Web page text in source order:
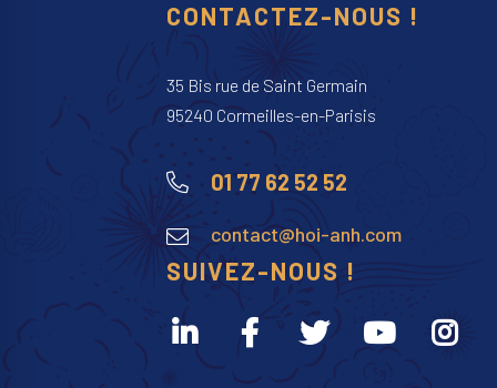
CONTACTEZ-NOUS !
35 Bis rue de Saint Germain
95240 Cormeilles-en-Parisis
01 77 62 52 52
contact@hoi-anh.com
SUIVEZ-NOUS !